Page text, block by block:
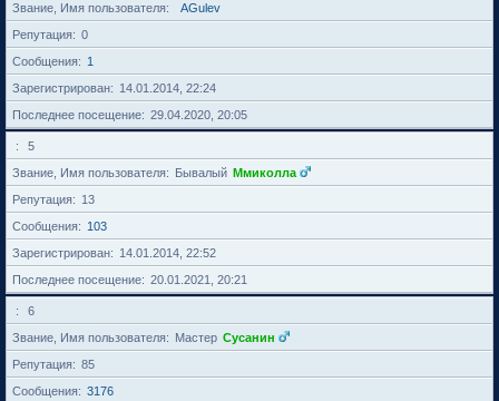
Звание, Имя пользователя
AGulev
Репутация
0
Сообщения
1
Зарегистрирован
14.01.2014, 22:24
Последнее посещение
29.04.2020, 20:05
5
Звание, Имя пользователя
Бывалый Ммиколла
Репутация
13
Сообщения
103
Зарегистрирован
14.01.2014, 22:52
Последнее посещение
20.01.2021, 20:21
6
Звание, Имя пользователя
Мастер Сусанин
Репутация
85
Сообщения
3176